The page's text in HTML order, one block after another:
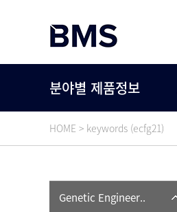
분야별 제품정보
HOME > keywords (ecfg21)
Genetic Engineer..